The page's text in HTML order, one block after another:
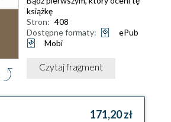
książkę
Stron: 408
Dostępne formaty:
ePub
Mobi
Czytaj fragment
171,20 zł